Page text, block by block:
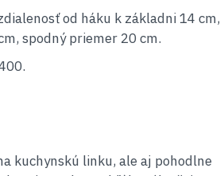
od háku k základni 14 cm,
spodný priemer 20 cm.
kuchynskú linku, ale aj pohodlne